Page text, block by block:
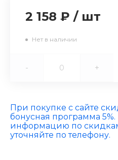
2 158 ₽ / шт
Нет в наличии
- +
При покупке с сайте
бонусная программа
информацию по
уточняйте по телефону.